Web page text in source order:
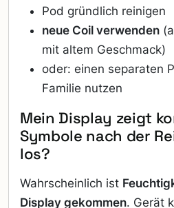
Pod gründlich reinigen
neue Coil verwenden
mit altem Geschmack)
oder: einen separaten
Familie nutzen
Mein Display zeigt
Symbole nach der
los?
Wahrscheinlich ist
Display gekommen. Gerät